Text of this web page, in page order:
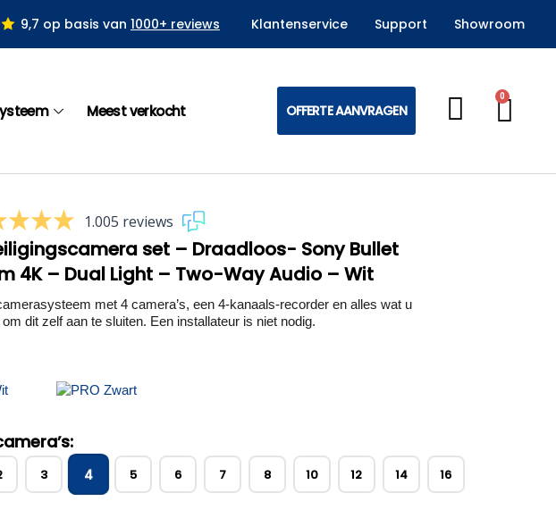
9,7 op basis van 1000+ reviews Klantenservice Support Showroom
Meest verkocht OFFERTE AANVRAGEN
0
1.005 reviews
set – Draadloos- Sony Bullet
4K – Dual Light – Two-Way Audio – Wit
met 4 camera’s, een 4-kanaals-recorder en alles wat u
om dit zelf aan te sluiten. Een installateur is niet nodig.
3 4 5 6 7 8 10 12 14 16